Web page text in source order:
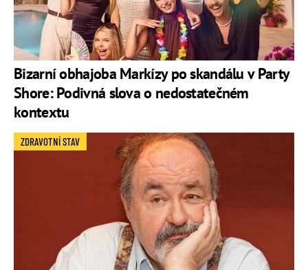
Bizarní obhajoba Markízy po skandálu v Party
Shore: Podivná slova o nedostatečném
kontextu
ZDRAVOTNÍ STAV